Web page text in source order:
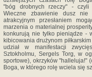
"bóg drobnych rzeczy" - czyli
Wieczne zbawienie dusz
atrakcyjnym przesłaniem
marzenia o materialnej
konkurują nie tylko pieniądze -
kibicowania drużynom
udział w manifestacji
Sztokholmu, Sergels Torg, w
sportowe), okrzyków "halleluja!"
Boga, w którego rolę wciela się